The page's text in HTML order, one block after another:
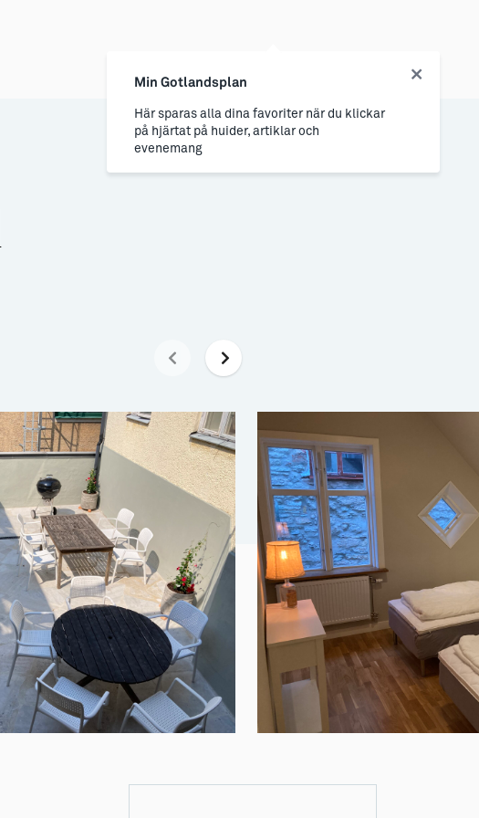
Min Gotlandsplan
Här sparas alla dina favoriter när du klickar
på hjärtat på huider, artiklar och
evenemang